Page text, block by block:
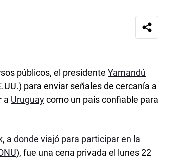
públicos, el presidenteYamandú
para enviar señales de cercanía a
a Uruguaycomo un país confiable para
a donde viajó para participar en la
), fue una cena privada el lunes 22